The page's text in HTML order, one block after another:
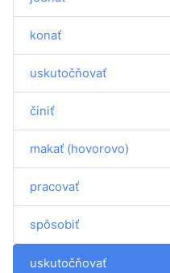
konať
uskutočňovať
činiť
makať (hovorovo)
pracovať
spôsobiť
uskutočňovať